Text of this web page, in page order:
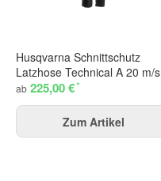
Husqvarna Schnittschutz
Latzhose Technical A 20 m/s
ab 225,00 €*
Zum Artikel